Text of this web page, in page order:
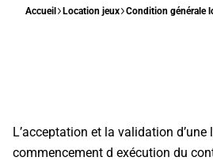
Accueil Location jeux Condition générale
L’acceptation et la validation
commencement d exécution du